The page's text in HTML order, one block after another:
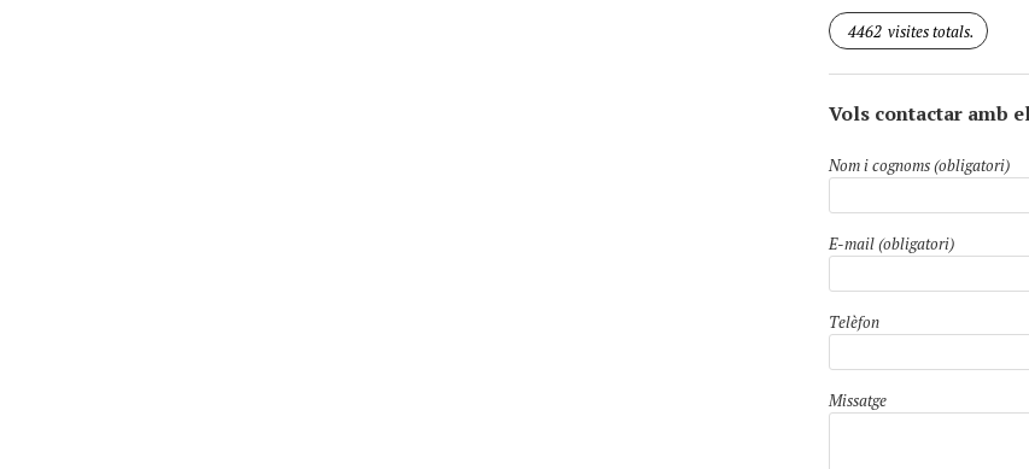
4462 visites totals.
Vols contactar amb
Nom i cognoms (obligatori)
E-mail (obligatori)
Telèfon
Missatge